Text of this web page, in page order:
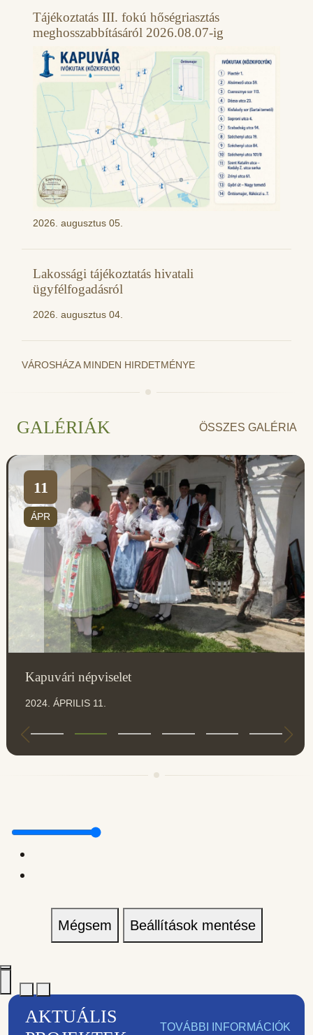
Tájékoztatás III. fokú hőségriasztás
meghosszabbításáról 2026.08.07-ig
2026. augusztus 05.
Lakossági tájékoztatás hivatali
ügyfélfogadásról
2026. augusztus 04.
VÁROSHÁZA MINDEN HIRDETMÉNYE
GALÉRIÁK ÖSSZES GALÉRIA
11
ÁPR
Kapuvári népviselet
2024. ÁPRILIS 11.
Mégsem Beállítások mentése
AKTUÁLIS
TOVÁBBI INFORMÁCIÓK